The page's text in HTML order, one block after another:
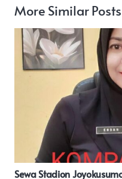
More Similar Posts
Olahraga Bersama TNI,